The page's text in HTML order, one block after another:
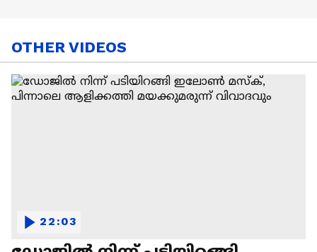
OTHER VIDEOS
22:03